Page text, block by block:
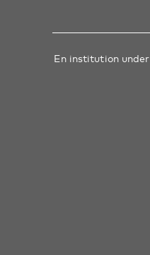
En institution under